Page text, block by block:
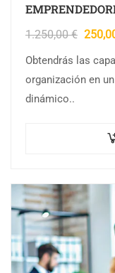
1.250,00€
Obtendrás las
organización en
dinámico..